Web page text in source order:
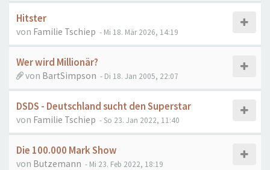
Hitster
von Familie Tschiep - Mi 18. Mär 2026, 14:19
Wer wird Millionär?
von BartSimpson - Di 18. Jan 2005, 22:07
DSDS - Deutschland sucht den Superstar
von Familie Tschiep - So 23. Jan 2022, 11:40
Die 100.000 Mark Show
von Butzemann - Mi 23. Feb 2022, 18:19